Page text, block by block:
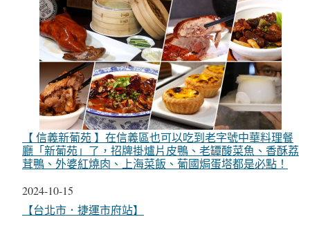
【 信義新葡苑 】在信義區也可以吃到老字號中華料理餐
廳「新葡苑」了，招牌掛爐片皮鴨、老罈酸菜魚、香酥荔
茸鴨、外婆紅燒肉、上海菜飯、葡國焗蛋塔都是必點！
日期
2024-10-15
關於
【台北市．捷運市府站】